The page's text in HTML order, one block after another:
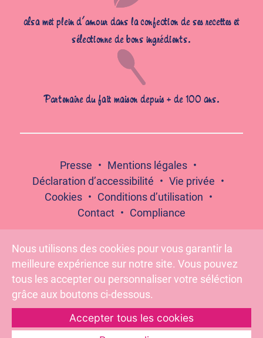
alsa met plein d’amour dans la confection de ses recettes et
sélectionne de bons ingrédients.
Partenaire du fait maison depuis + de 100 ans.
Presse
Mentions légales
Déclaration d’accessibilité
Vie privée
Cookies
Conditions d’utilisation
Contact
Compliance
Pour votre santé, évitez de grignoter entre les repas –
www.mangerbouger.fr
Suivez-nous :
Nous utilisons des cookies pour vous garantir la
meilleure expérience sur notre site. Vous pouvez
tous les accepter ou personnaliser votre séléction
grâce aux boutons ci-dessous.
Accepter tous les cookies